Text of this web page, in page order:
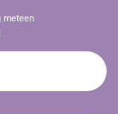
meteen